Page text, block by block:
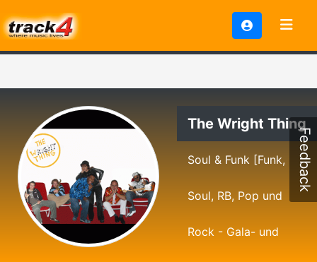
The Wright Thing
Soul & Funk [Funk,
Soul, RB, Pop und
Rock - Gala- und
Feedback